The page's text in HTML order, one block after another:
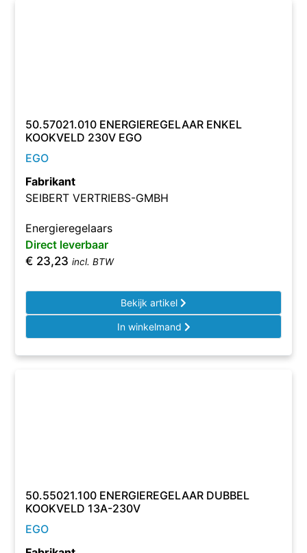
50.57021.010 ENERGIEREGELAAR ENKEL
KOOKVELD 230V EGO
EGO
Fabrikant
SEIBERT VERTRIEBS-GMBH
Energieregelaars
Direct leverbaar
€ 23,23 incl. BTW
Bekijk artikel
In winkelmand
50.55021.100 ENERGIEREGELAAR DUBBEL
KOOKVELD 13A-230V
EGO